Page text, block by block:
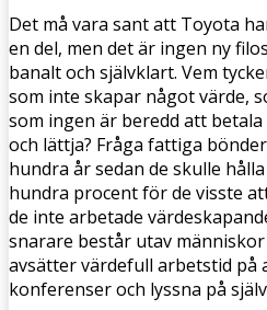
Det må vara sant att Toyota
en del, men det är ingen ny
banalt och självklart. Vem
som inte skapar något värde,
som ingen är beredd att
och lättja? Fråga fattiga
hundra år sedan de skulle
hundra procent för de visste
de inte arbetade
snarare består utav
avsätter värdefull arbetstid på
konferenser och lyssna på